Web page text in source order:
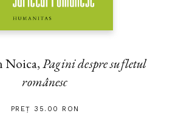
Noica,Pagini despre sufletul
românesc
PREȚ 35.00 RON